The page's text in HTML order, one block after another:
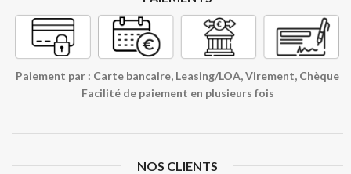
Paiement par : Carte bancaire, Leasing/LOA, Virement, Chèque
Facilité de paiement en plusieurs fois
NOS CLIENTS